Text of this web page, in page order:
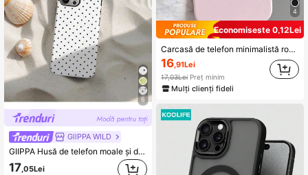
6
GllPPA WILD
GIIPPA Husă de telefon moale și drăguță cu buline albe, stil Y2K, compatibilă cu 17/16/15/14/13/12/11 Pro Max, estetică
17 ,05Lei
4
Economisește 0,12Lei
Carcasă de telefon minimalistă roz, culoare solidă, la modă, cu dopamină, compatibilă cu 17 Pro Max/17 Pro/17 Air/17/16 Pro Max/16 Pro/16/16 Plus/15/15 Pro Max/15 Pro/15 Plus/11/12/13/14 Pro Max/12 Pro/12 Pro Max/13 Pro/13 Pro Max/7 Plus/14 Pro/14 Pro Max/14 Plus, design moale și creativ, pentru bărbați și femei, cadou de primăvară
16,91Lei
17,03Lei Preț minim
Mulți clienți fideli